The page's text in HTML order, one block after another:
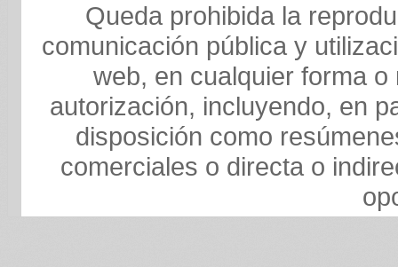
Queda prohibida la
comunicación pública y
web, en cualquier forma
autorización, incluyendo, en
disposición como
comerciales o directa o